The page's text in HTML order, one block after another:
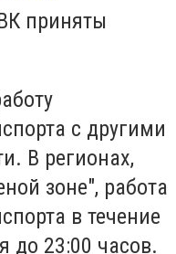
приняты
с другими
В регионах,
зоне", работа
в течение
до 23:00 часов.